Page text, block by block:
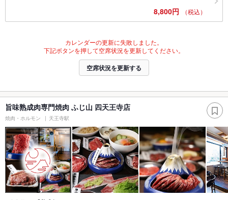
8,800円 （税込）
カレンダーの更新に失敗しました。
下記ボタンを押して空席状況を更新してください。
空席状況を更新する
旨味熟成肉専門焼肉 ふじ山 四天王寺店
焼肉・ホルモン 天王寺駅